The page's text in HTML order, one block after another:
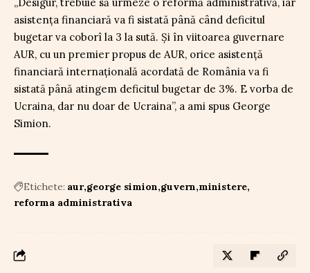
asistența financiară va fi sistată până când deficitul
bugetar va coborî la 3 la sută. Și în viitoarea guvernare
AUR, cu un premier propus de AUR, orice asistență
financiară internațională acordată de România va fi
sistată până atingem deficitul bugetar de 3%. E vorba de
Ucraina, dar nu doar de Ucraina”, a ami spus George
Simion.
Etichete: aur george simion guvern ministere
reforma administrativa